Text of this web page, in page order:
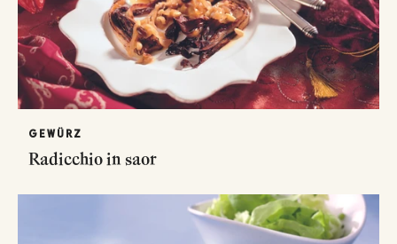
GEWÜRZ
Radicchio in saor